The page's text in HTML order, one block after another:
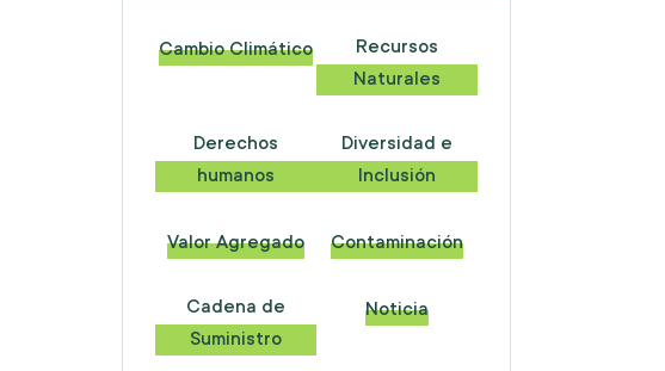
Cambio Climático
Recursos
Naturales
Derechos
humanos
Diversidad e
Inclusión
Valor Agregado Contaminación
Cadena de
Suministro
Noticia